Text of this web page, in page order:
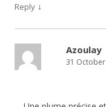
Reply ↓
Azoulay
31